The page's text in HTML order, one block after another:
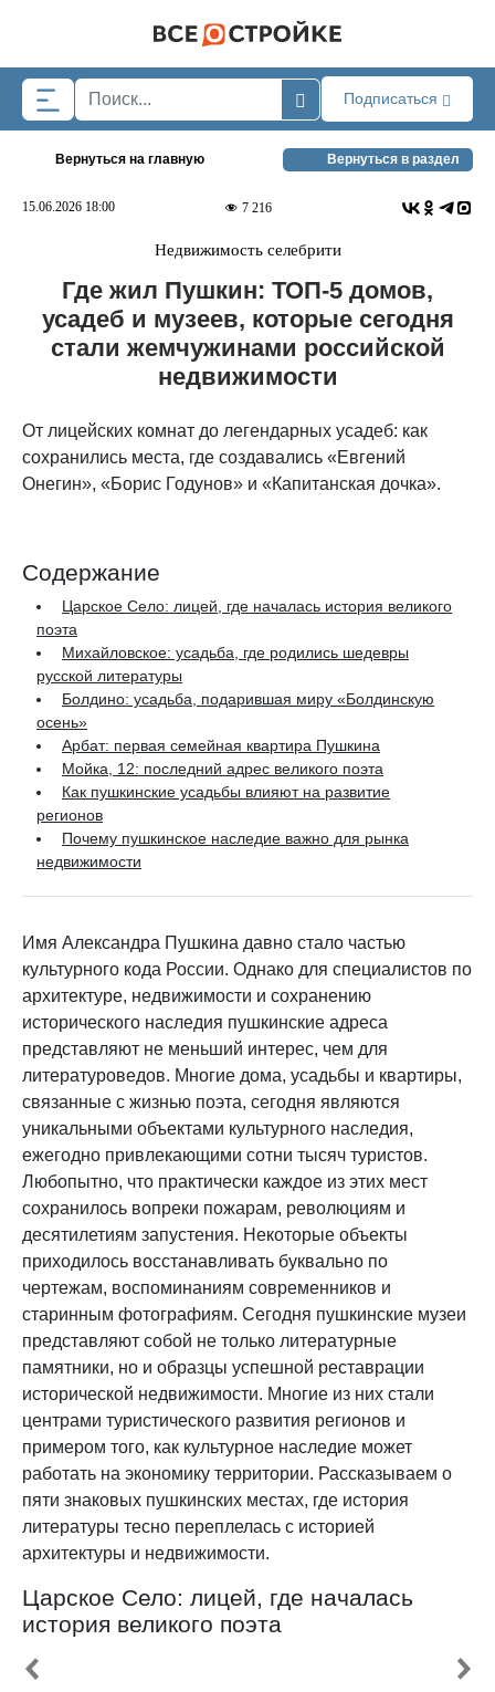
Подписаться
Вернуться на главную Вернуться в раздел
15.06.2026 18:00 7 216
Недвижимость селебрити
Где жил Пушкин: ТОП-5 домов,
усадеб и музеев, которые сегодня
стали жемчужинами российской
недвижимости
От лицейских комнат до легендарных усадеб: как
сохранились места, где создавались «Евгений
Онегин», «Борис Годунов» и «Капитанская дочка».
Содержание
Царское Село: лицей, где началась история великого
поэта
Михайловское: усадьба, где родились шедевры
русской литературы
Болдино: усадьба, подарившая миру «Болдинскую
осень»
Арбат: первая семейная квартира Пушкина
Мойка, 12: последний адрес великого поэта
Как пушкинские усадьбы влияют на развитие
регионов
Почему пушкинское наследие важно для рынка
недвижимости
Имя Александра Пушкина давно стало частью
культурного кода России. Однако для специалистов по
архитектуре, недвижимости и сохранению
исторического наследия пушкинские адреса
представляют не меньший интерес, чем для
литературоведов. Многие дома, усадьбы и квартиры,
связанные с жизнью поэта, сегодня являются
уникальными объектами культурного наследия,
ежегодно привлекающими сотни тысяч туристов.
Любопытно, что практически каждое из этих мест
сохранилось вопреки пожарам, революциям и
десятилетиям запустения. Некоторые объекты
приходилось восстанавливать буквально по
чертежам, воспоминаниям современников и
старинным фотографиям. Сегодня пушкинские музеи
представляют собой не только литературные
памятники, но и образцы успешной реставрации
исторической недвижимости. Многие из них стали
центрами туристического развития регионов и
примером того, как культурное наследие может
работать на экономику территории. Рассказываем о
пяти знаковых пушкинских местах, где история
литературы тесно переплелась с историей
архитектуры и недвижимости.
Царское Село: лицей, где началась
история великого поэта